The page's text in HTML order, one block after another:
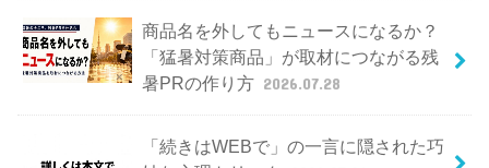
商品名を外してもニュースになるか？
「猛暑対策商品」が取材につながる残
暑PRの作り方 2026.07.28
「続きはWEBで」の一言に隠された巧